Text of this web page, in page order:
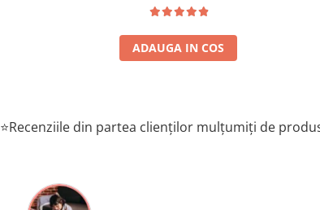
ADAUGA IN COS
⭐Recenziile din partea clienților mulțumiți de